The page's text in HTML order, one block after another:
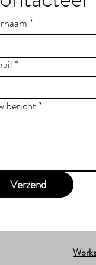
*
*
bericht*
Verzend